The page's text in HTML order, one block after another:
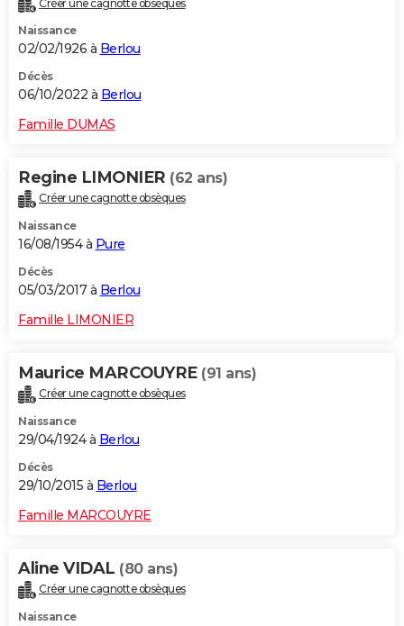
Créer une cagnotte obsèques
Naissance
02/02/1926 à Berlou
Décès
06/10/2022 à Berlou
Famille DUMAS
Regine LIMONIER (62 ans)
Créer une cagnotte obsèques
Naissance
16/08/1954 à Pure
Décès
05/03/2017 à Berlou
Famille LIMONIER
Maurice MARCOUYRE (91 ans)
Créer une cagnotte obsèques
Naissance
29/04/1924 à Berlou
Décès
29/10/2015 à Berlou
Famille MARCOUYRE
Aline VIDAL (80 ans)
Créer une cagnotte obsèques
Naissance